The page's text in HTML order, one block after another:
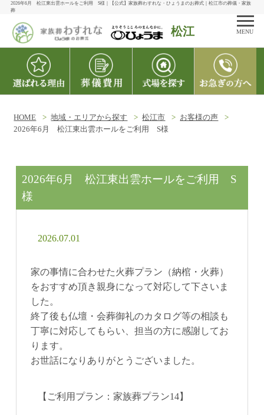
2026年6月 松江東出雲ホールをご利用 S様｜【公式】家族葬わすれな・ひょうまのお葬式｜松江市の葬儀・家族
葬
松江 MENU
HOME 地域・エリアから探す 松江市
お客様の声
2026年6月 松江東出雲ホールをご利用 S様
2026年6月 松江東出雲ホールをご利用 S
様
2026.07.01
家の事情に合わせた火葬プラン（納棺・火葬）
をおすすめ頂き親身になって対応して下さいま
した。
終了後も仏壇・会葬御礼のカタログ等の相談も
丁寧に対応してもらい、担当の方に感謝してお
ります。
お世話になりありがとうございました。
【ご利用プラン：家族葬プラン14】